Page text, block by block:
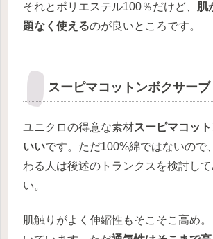
それとポリエステル100％だけど、 肌
題なく使えるのが良いところです。
スーピマコットンボクサーブ
ユニクロの得意な素材スーピマコッ
いいです。ただ100%綿ではないので
わる人は後述のトランクスを検討し
い。
肌触りがよく伸縮性もそこそこ高め